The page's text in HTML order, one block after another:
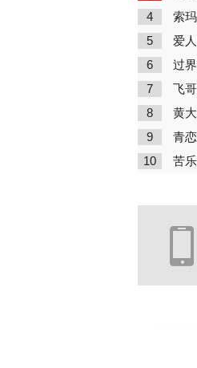
4 索
5 爱
6 过界
7 飞
8 黄
9 青恋
10 苦